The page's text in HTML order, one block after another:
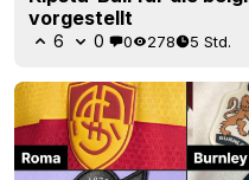
vorgestellt
6 0 0 278 5 Std.